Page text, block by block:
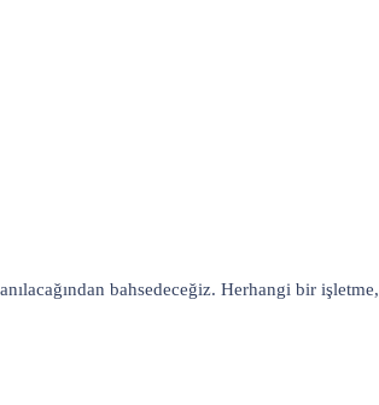
bahsedeceğiz. Herhangi bir işletme,